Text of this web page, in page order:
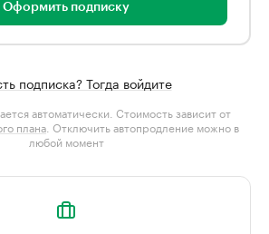
Оформить подписку
подписка? Тогда войдите
автоматически. Стоимость зависит от
плана . Отключить автопродление можно в
любой момент